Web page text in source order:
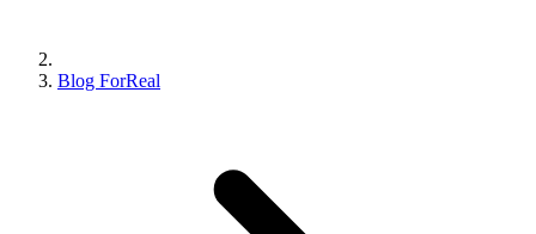
Blog ForReal